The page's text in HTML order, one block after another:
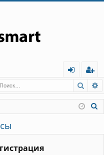
д
г
ис
тр